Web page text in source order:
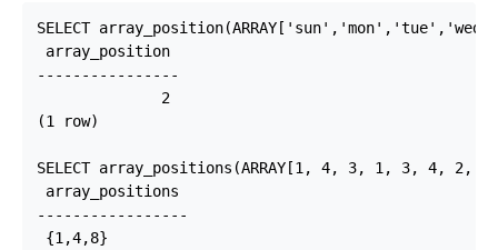
SELECT
array_position
----------------
              2
(1 row)
SELECT array_positions(ARRAY[1, 4, 3, 1, 3, 4, 2,
array_positions
-----------------
{1,4,8}